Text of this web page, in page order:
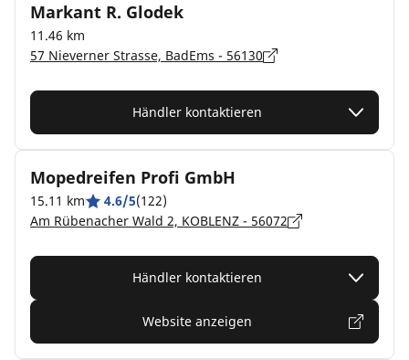
Markant R. Glodek
11.46 km
57 Nieverner Strasse, BadEms - 56130
Händler kontaktieren
Mopedreifen Profi GmbH
15.11 km 4.6/5(122)
Am Rübenacher Wald 2, KOBLENZ - 56072
Händler kontaktieren
Website anzeigen